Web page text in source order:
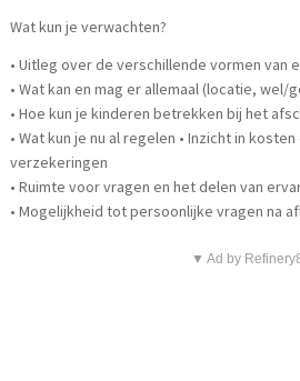
Wat kun je verwachten?
• Uitleg over de verschillende vormen van
• Wat kan en mag er allemaal (locatie, wel/
• Hoe kun je kinderen betrekken bij het
• Wat kun je nu al regelen • Inzicht in
verzekeringen
• Ruimte voor vragen en het delen van
• Mogelijkheid tot persoonlijke vragen na
▼ Ad by